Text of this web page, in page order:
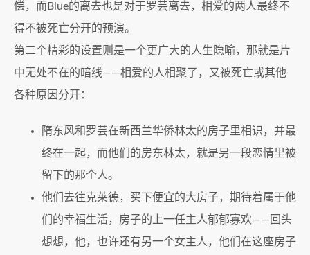
偿，而Blue的离去也是对于罗芸离去，相爱的两人最终不
得不被死亡分开的预演。
第二个精彩的设置则是一个更广大的人生隐喻，那就是片
中无处不在的暗线——相爱的人相聚了，又被死亡或其他
各种原因分开：
隋东风和罗芸在新西兰华侨林太的房子里相识，并最
终在一起，而他们的房东林太，就是另一段恋情里被
留下的那个人。
他们去往克莱德，买下便宜的大房子，期待着属于他
们的幸福生活，房子的上一任主人郁郁寡欢——回头
想想，他，也许还有另一个女主人，他们在这座房子